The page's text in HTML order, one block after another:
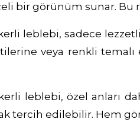
bir görünüm sunar. Bu
leblebi, sadece
veya renkli temalı
leblebi, özel anları
tercih edilebilir. Hem